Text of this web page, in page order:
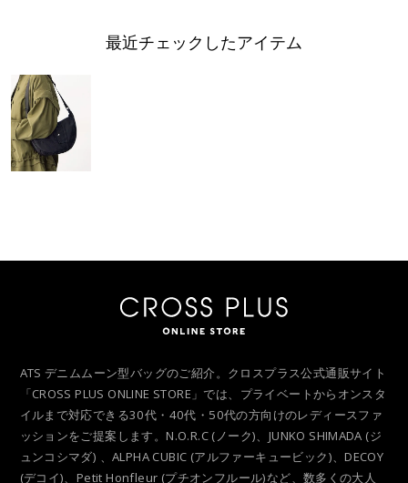
最近チェックしたアイテム
ATS デニムムーン型バッグのご紹介。クロスプラス公式通販サイト
「CROSS PLUS ONLINE STORE」では、プライベートからオンスタ
イルまで対応できる30代・40代・50代の方向けのレディースファ
ッションをご提案します。N.O.R.C (ノーク)、JUNKO SHIMADA (ジ
ュンコシマダ) 、ALPHA CUBIC (アルファーキュービック)、DECOY
(デコイ)、Petit Honfleur (プチオンフルール)など、数多くの大人